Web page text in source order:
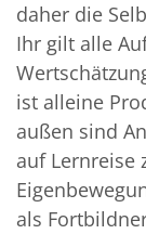
daher die
Ihr gilt alle
ist alleine
außen sind
auf Lernreise
als